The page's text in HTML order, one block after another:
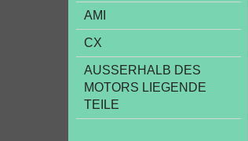
AMI
CX
AUSSERHALB DES
MOTORS LIEGENDE
TEILE